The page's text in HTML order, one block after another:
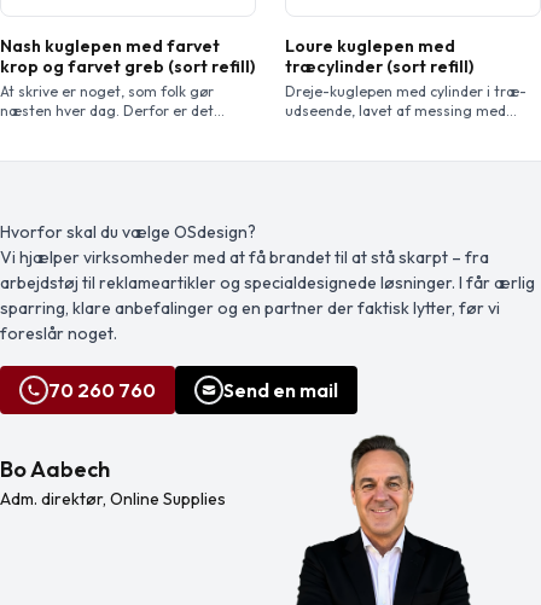
Nash kuglepen med farvet
krop og farvet greb (sort refill)
At skrive er noget, som folk gør
næsten hver dag. Derfor er det
og dermed giver en lang levetid.
Takket være den hurtige
klikmekanisme er […]
Loure kuglepen med
træcylinder (sort refill)
Dreje-kuglepen med cylinder i træ-
udseende, lavet af messing med
Hvorfor skal du vælge OSdesign?
Vi hjælper virksomheder med at få brandet til at stå skarpt – fra
arbejdstøj til reklameartikler og specialdesignede løsninger. I får ærlig
sparring, klare anbefalinger og en partner der faktisk lytter, før vi
foreslår noget.
70 260 760 Send en mail
Bo Aabech
Adm. direktør, Online Supplies